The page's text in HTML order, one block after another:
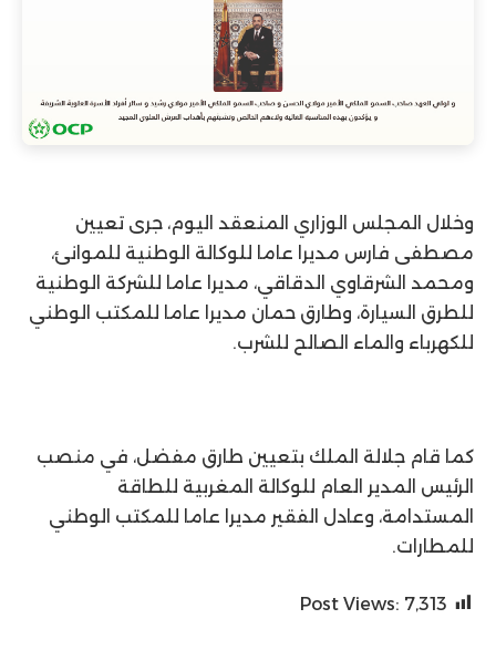
وخلال المجلس الوزاري المنعقد اليوم، جرى تعيين
مصطفى فارس مديرا عاما للوكالة الوطنية للموانئ،
ومحمد الشرقاوي الدقاقي، مديرا عاما للشركة الوطنية
للطرق السيارة، وطارق حمان مديرا عاما للمكتب الوطني
للكهرباء والماء الصالح للشرب.
كما قام جلالة الملك بتعيين طارق مفضل، في منصب
الرئيس المدير العام للوكالة المغربية للطاقة
المستدامة، وعادل الفقير مديرا عاما للمكتب الوطني
للمطارات.
Post Views: 7٬313